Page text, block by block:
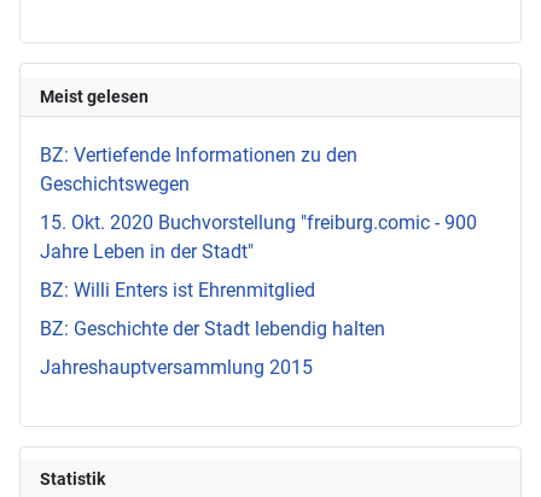
Meist gelesen
BZ: Vertiefende Informationen zu den
Geschichtswegen
15. Okt. 2020 Buchvorstellung "freiburg.comic - 900
Jahre Leben in der Stadt"
BZ: Willi Enters ist Ehrenmitglied
BZ: Geschichte der Stadt lebendig halten
Jahreshauptversammlung 2015
Statistik